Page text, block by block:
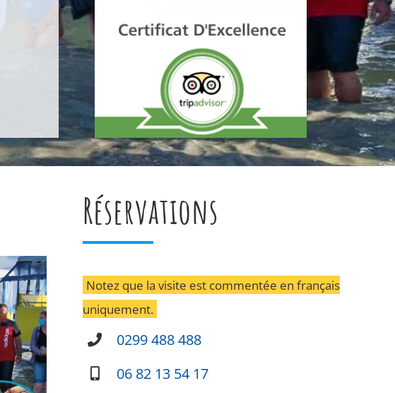
Réservations
Notez que la visite est commentée en français
uniquement.
0299 488 488
06 82 13 54 17